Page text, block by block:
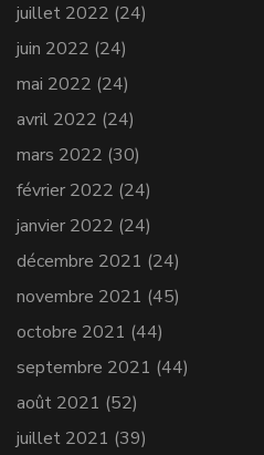
juillet 2022 (24)
juin 2022 (24)
mai 2022 (24)
avril 2022 (24)
mars 2022 (30)
février 2022 (24)
janvier 2022 (24)
décembre 2021 (24)
novembre 2021 (45)
octobre 2021 (44)
septembre 2021 (44)
août 2021 (52)
juillet 2021 (39)